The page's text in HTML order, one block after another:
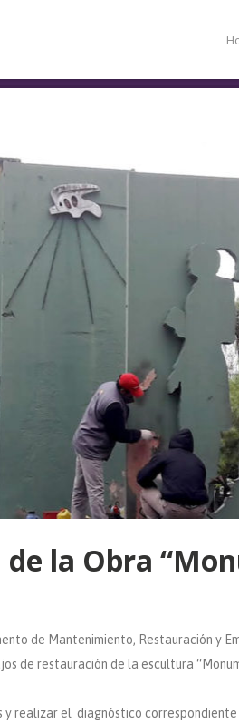
la Obra
de Mantenimiento, Restauración y
de restauración de la escultura
y realizar el diagnóstico